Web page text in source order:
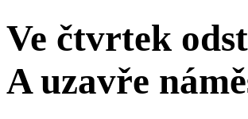
Ve čtvrtek
A uzavře